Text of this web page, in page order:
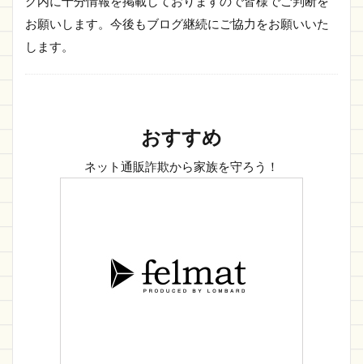
お願いします。今後もブログ継続にご協力をお願いいた
します。
おすすめ
ネット通販詐欺から家族を守ろう！